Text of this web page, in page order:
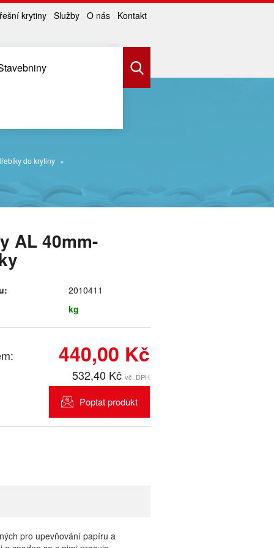
krytiny Služby O nás Kontakt
do krytiny
AL 40mm-
2010411
kg
440,00 Kč
532,40 Kčvč. DPH
Poptat produkt
pro upevňování papíru a